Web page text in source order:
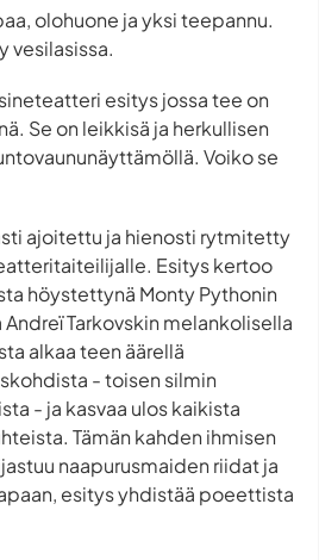
olohuone ja yksi teepannu.
vesilasissa.
esitys jossa tee on
Se on leikkisä ja herkullisen
Voiko se
ajoitettu ja hienosti rytmitetty
Esitys kertoo
höystettynä Monty Pythonin
Tarkovskin melankolisella
alkaa teen äärellä
- toisen silmin
- ja kasvaa ulos kaikista
Tämän kahden ihmisen
naapurusmaiden riidat ja
esitys yhdistää poeettista